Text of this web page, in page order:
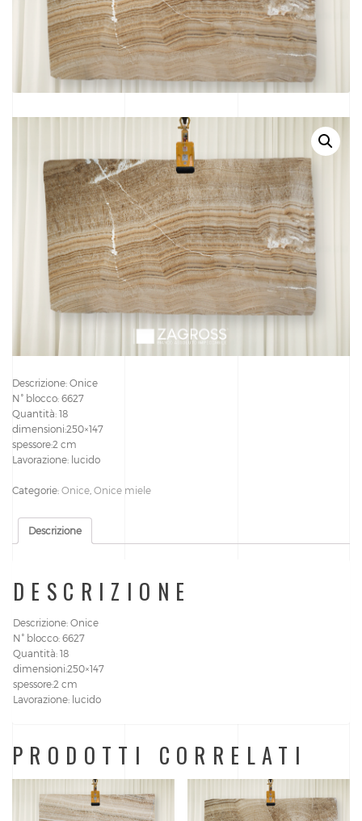
Descrizione: Onice
N° blocco: 6627
Quantità: 18
dimensioni:250×147
spessore:2 cm
Lavorazione: lucido
Categorie: Onice Onice miele
Descrizione
DESCRIZIONE
Descrizione: Onice
N° blocco: 6627
Quantità: 18
dimensioni:250×147
spessore:2 cm
Lavorazione: lucido
PRODOTTI CORRELATI